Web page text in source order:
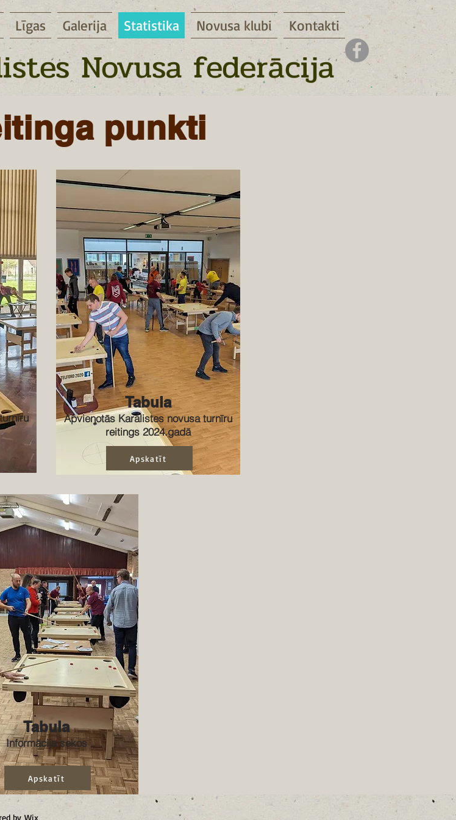
Līgas Galerija Statistika Novusa klubi Kontakti
Novusa federācija
punkti
Tabula
Apvienotās Karalistes novusa turnīru
reitings 2024.gadā
Apskatīt
Tabula
Informācija sekos
Apskatīt
by Wix